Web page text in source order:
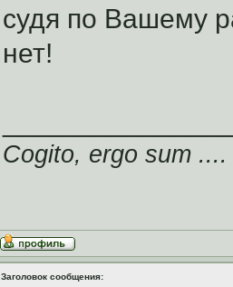
судя по Вашему
нет!
Cogito, ergo sum ....
Заголовок сообщения: